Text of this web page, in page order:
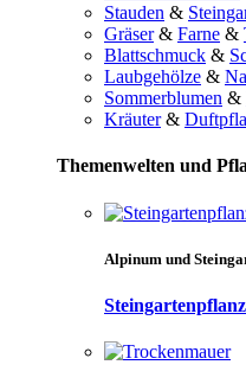
Stauden &
Gräser& Farne &
Blattschmuck &
Laubgehölze &
Sommerblumen &
Kräuter&
Themenwelten und
Alpinum und